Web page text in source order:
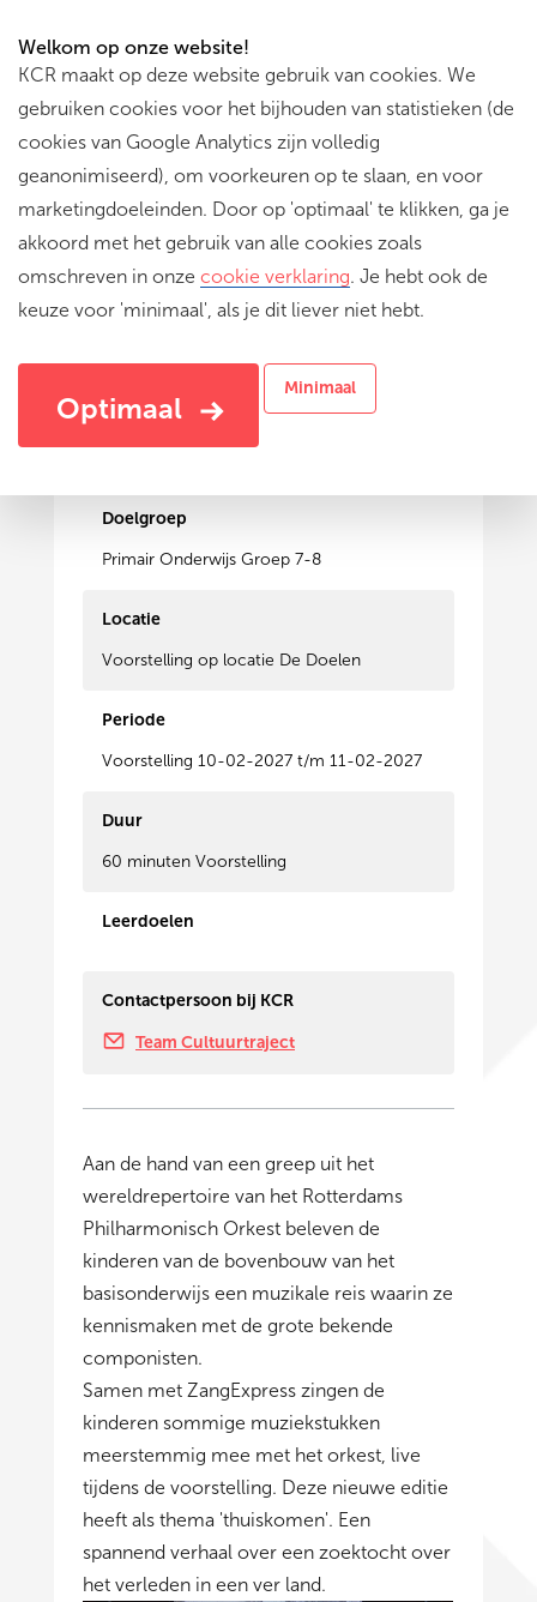
Welkom op onze website!
KCR maakt op deze website gebruik van cookies. We
gebruiken cookies voor het bijhouden van statistieken (de
cookies van Google Analytics zijn volledig
geanonimiseerd), om voorkeuren op te slaan, en voor
marketingdoeleinden. Door op 'optimaal' te klikken, ga je
akkoord met het gebruik van alle cookies zoals
omschreven in onze cookie verklaring. Je hebt ook de
keuze voor 'minimaal', als je dit liever niet hebt.
Optimaal
Minimaal
Mission Symphonic
Interactief muziekproject
Doelgroep
Primair Onderwijs Groep 7-8
Locatie
Voorstelling op locatie De Doelen
Periode
Voorstelling 10-02-2027 t/m 11-02-2027
Duur
60 minuten Voorstelling
Leerdoelen
Contactpersoon bij KCR
Team Cultuurtraject
Aan de hand van een greep uit het
wereldrepertoire van het Rotterdams
Philharmonisch Orkest beleven de
kinderen van de bovenbouw van het
basisonderwijs een muzikale reis waarin ze
kennismaken met de grote bekende
componisten.
Samen met ZangExpress zingen de
kinderen sommige muziekstukken
meerstemmig mee met het orkest, live
tijdens de voorstelling. Deze nieuwe editie
heeft als thema 'thuiskomen'. Een
spannend verhaal over een zoektocht over
het verleden in een ver land.